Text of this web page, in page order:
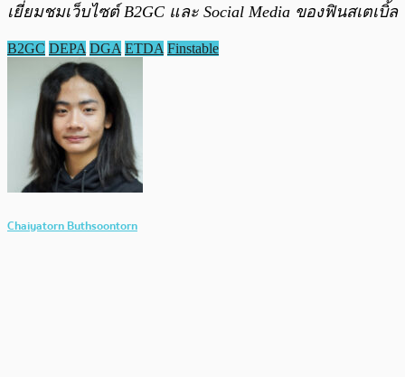
เยี่ยมชมเว็บไซต์ B2GC และ Social Media ของฟินสเตเบิ้ล
B2GC DEPA DGA ETDA Finstable
Chaiyatorn Buthsoontorn